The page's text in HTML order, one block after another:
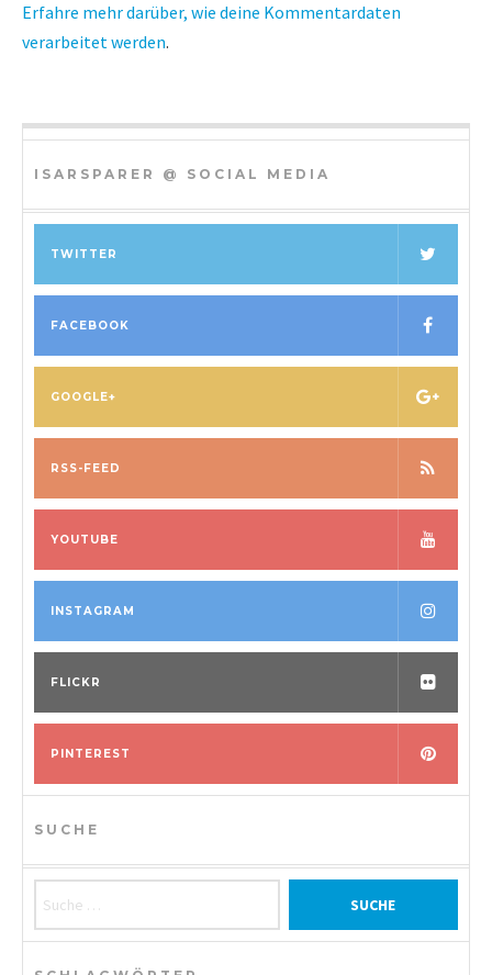
Erfahre mehr darüber, wie deine Kommentardaten
verarbeitet werden.
ISARSPARER @ SOCIAL MEDIA
TWITTER
FACEBOOK
GOOGLE+
RSS-FEED
YOUTUBE
INSTAGRAM
FLICKR
PINTEREST
SUCHE